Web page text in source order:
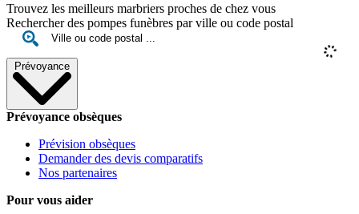
Trouvez les meilleurs marbriers proches de chez vous
Rechercher des pompes funèbres par ville ou code postal
Prévoyance
Prévoyance obsèques
Prévision obsèques
Demander des devis comparatifs
Nos partenaires
Pour vous aider